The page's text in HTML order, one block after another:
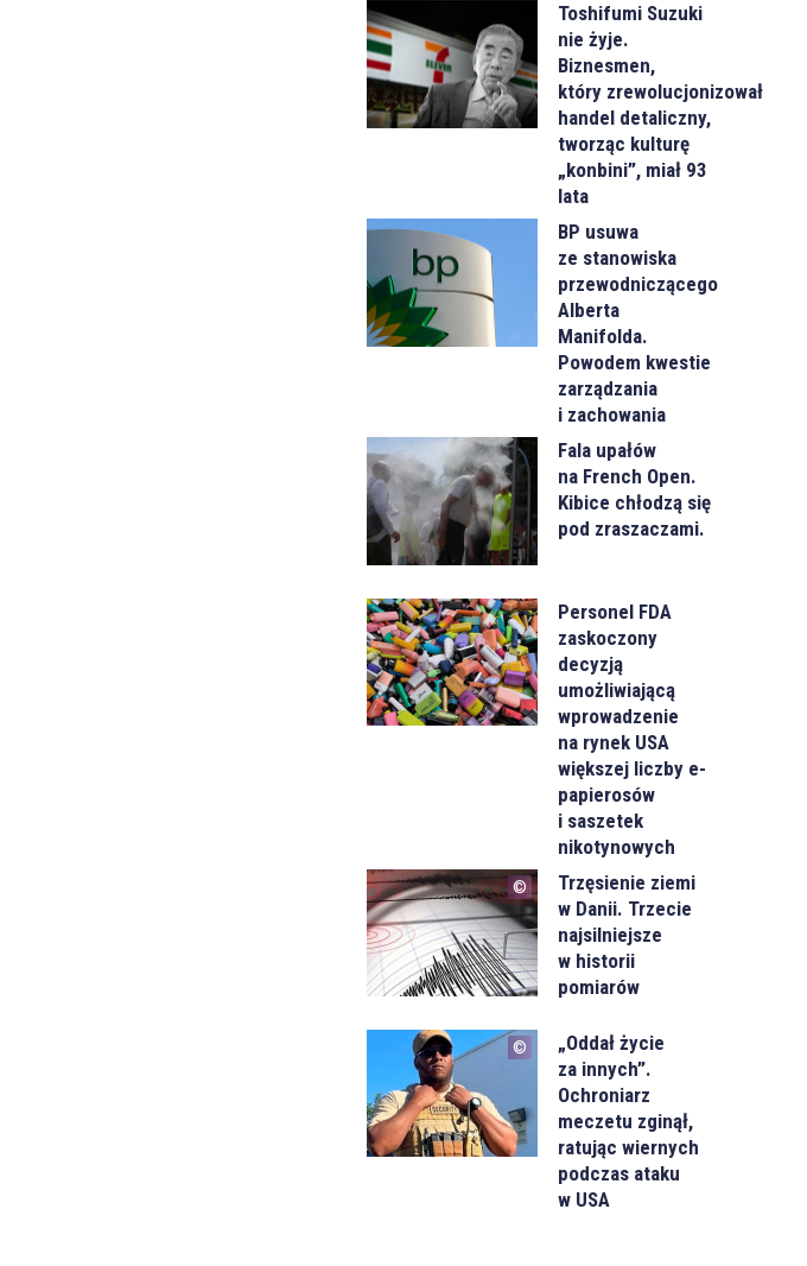
Toshifumi Suzuki
nie żyje.
Biznesmen,
który zrewolucjonizował
handel detaliczny,
tworząc kulturę
„konbini”, miał 93
lata
BP usuwa
ze stanowiska
przewodniczącego
Alberta
Manifolda.
Powodem kwestie
zarządzania
i zachowania
Fala upałów
na French Open.
Kibice chłodzą się
pod zraszaczami.
Personel FDA
zaskoczony
decyzją
umożliwiającą
wprowadzenie
na rynek USA
większej liczby e-
papierosów
i saszetek
nikotynowych
Trzęsienie ziemi
w Danii. Trzecie
najsilniejsze
w historii
pomiarów
„Oddał życie
za innych”.
Ochroniarz
meczetu zginął,
ratując wiernych
podczas ataku
w USA